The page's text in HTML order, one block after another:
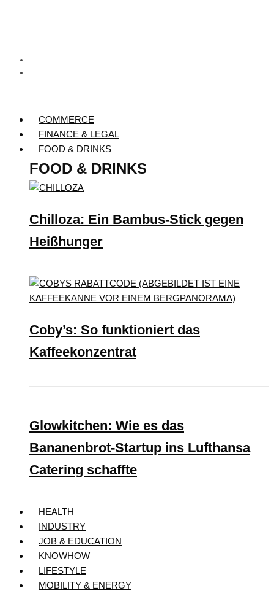
COMMERCE
FINANCE & LEGAL
FOOD & DRINKS
FOOD & DRINKS
Chilloza: Ein Bambus-Stick gegen
Heißhunger
Coby’s: So funktioniert das
Kaffeekonzentrat
Glowkitchen: Wie es das
Bananenbrot-Startup ins Lufthansa
Catering schaffte
HEALTH
INDUSTRY
JOB & EDUCATION
KNOWHOW
LIFESTYLE
MOBILITY & ENERGY